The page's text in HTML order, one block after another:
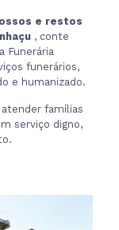
e restos
, conte
Funerária
funerários,
e humanizado.
atender famílias
serviço digno,